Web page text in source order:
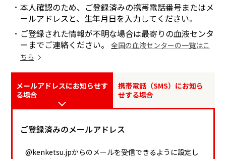
本人確認のため、ご登録済みの携帯電話番号またはメ
ールアドレスと、生年月日を入力してください。
ご登録された情報が不明な場合は最寄りの血液センタ
ーまでご連絡ください。 全国の血液センターの一覧はこ
ちら
メールアドレスにお知らせす
る場合
携帯電話（SMS）にお知ら
せする場合
ご登録済みのメールアドレス
@kenketsu.jpからのメールを受信できるように設定し